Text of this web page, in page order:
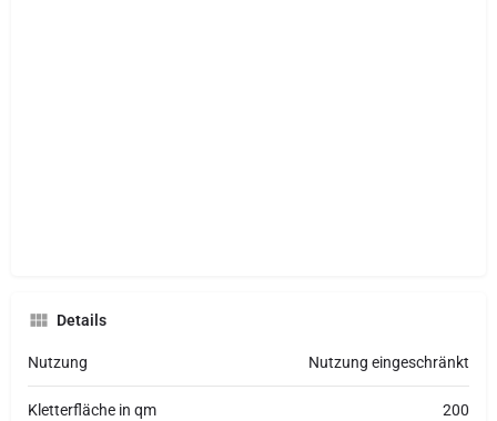
Details
Nutzung Nutzung eingeschränkt
Kletterfläche in qm 200